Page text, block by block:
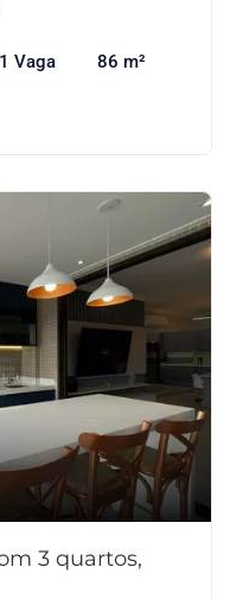
1 Vaga 86 m²
3 quartos,